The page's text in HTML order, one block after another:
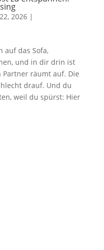
2026|
auf das Sofa,
und in dir drin ist
Partner räumt auf. Die
drauf. Und du
weil du spürst: Hier